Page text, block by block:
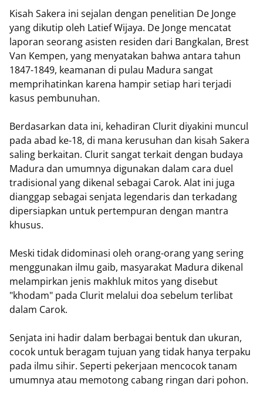
Kisah Sakera ini sejalan dengan penelitian De Jonge
yang dikutip oleh Latief Wijaya. De Jonge mencatat
laporan seorang asisten residen dari Bangkalan, Brest
Van Kempen, yang menyatakan bahwa antara tahun
1847-1849, keamanan di pulau Madura sangat
memprihatinkan karena hampir setiap hari terjadi
kasus pembunuhan.
Berdasarkan data ini, kehadiran Clurit diyakini muncul
pada abad ke-18, di mana kerusuhan dan kisah Sakera
saling berkaitan. Clurit sangat terkait dengan budaya
Madura dan umumnya digunakan dalam cara duel
tradisional yang dikenal sebagai Carok. Alat ini juga
dianggap sebagai senjata legendaris dan terkadang
dipersiapkan untuk pertempuran dengan mantra
khusus.
Meski tidak didominasi oleh orang-orang yang sering
menggunakan ilmu gaib, masyarakat Madura dikenal
melampirkan jenis makhluk mitos yang disebut
"khodam" pada Clurit melalui doa sebelum terlibat
dalam Carok.
Senjata ini hadir dalam berbagai bentuk dan ukuran,
cocok untuk beragam tujuan yang tidak hanya terpaku
pada ilmu sihir. Seperti pekerjaan mencocok tanam
umumnya atau memotong cabang ringan dari pohon.